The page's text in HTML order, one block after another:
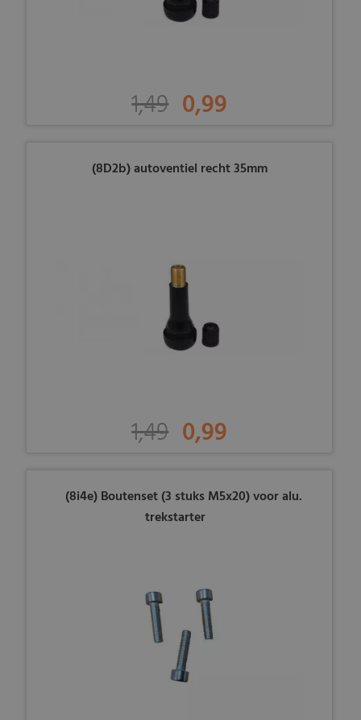
1,49 0,99
(8D2b) autoventiel recht 35mm
1,49 0,99
(8i4e) Boutenset (3 stuks M5x20) voor alu.
trekstarter